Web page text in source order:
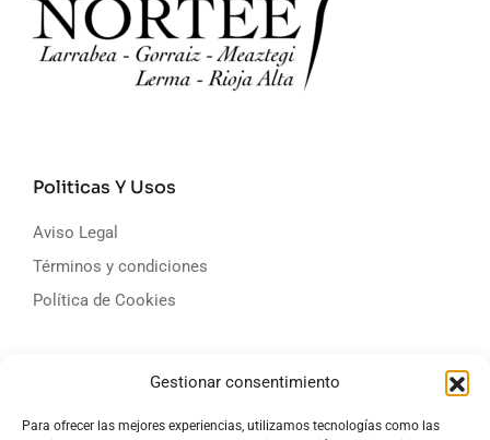
Gestionar consentimiento
Para ofrecer las mejores experiencias, utilizamos tecnologías como las
Politicas Y Usos
Aviso Legal
Términos y condiciones
Política de Cookies